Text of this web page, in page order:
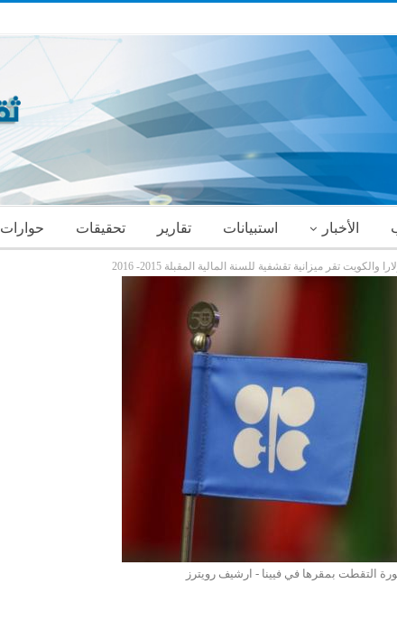
الأخبار استبيانات تقارير تحقيقات حوارات
التقطت بمقرها في فيينا - ارشيف رويترز